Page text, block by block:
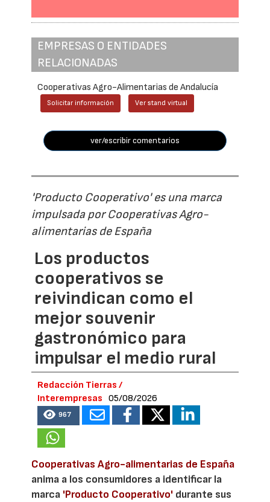
EMPRESAS O ENTIDADES
RELACIONADAS
Cooperativas Agro-Alimentarias de Andalucía
Solicitar información Ver stand virtual
ver/escribir comentarios
'Producto Cooperativo' es una marca
impulsada por Cooperativas Agro-
alimentarias de España
Los productos
cooperativos se
reivindican como el
mejor souvenir
gastronómico para
impulsar el medio rural
Redacción Tierras /
Interempresas
05/08/2026
967
Cooperativas Agro-alimentarias de España
anima a los consumidores a identificar la
marca 'Producto Cooperativo' durante sus